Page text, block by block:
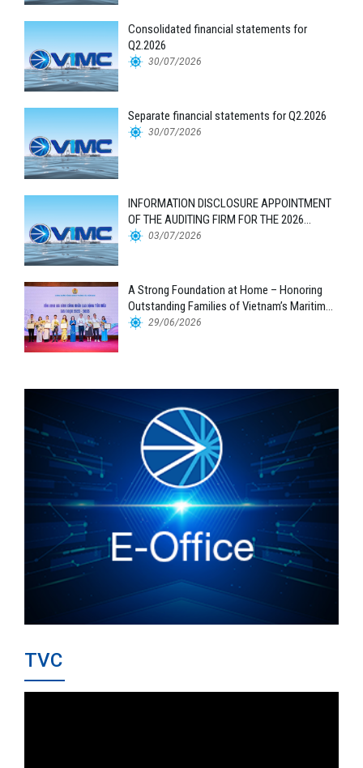
Consolidated financial statements for
Q2.2026
30/07/2026
Separate financial statements for Q2.2026
30/07/2026
INFORMATION DISCLOSURE APPOINTMENT
OF THE AUDITING FIRM FOR THE 2026
FINANCIAL STATEMENTS
03/07/2026
A Strong Foundation at Home – Honoring
Outstanding Families of Vietnam’s Maritime
Workforce
29/06/2026
TVC